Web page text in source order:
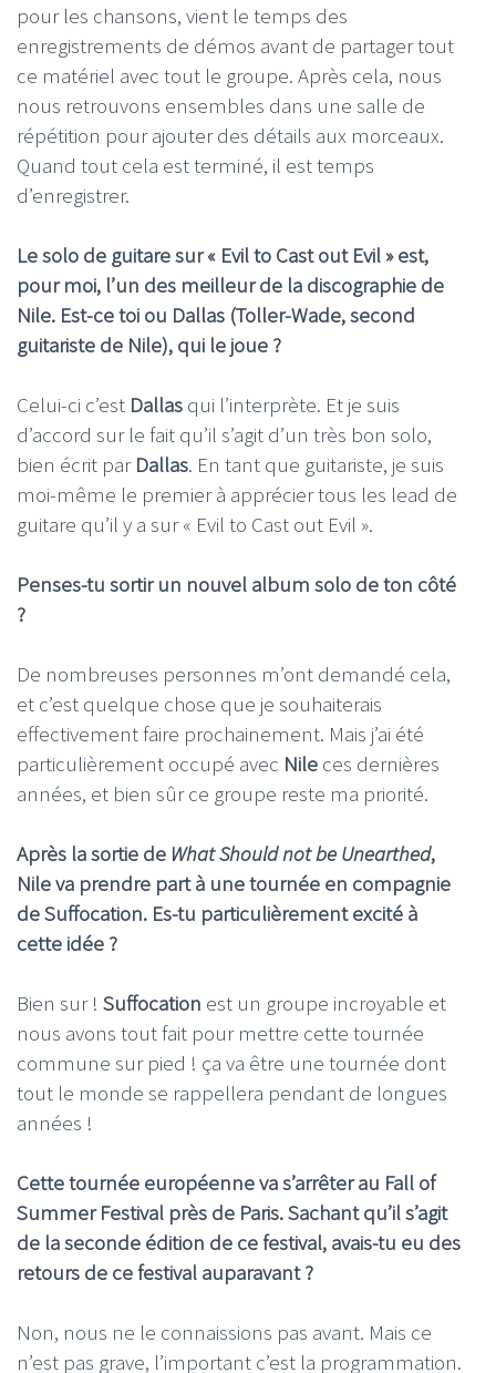
pour les chansons, vient le temps des
enregistrements de démos avant de partager tout
ce matériel avec tout le groupe. Après cela, nous
nous retrouvons ensembles dans une salle de
répétition pour ajouter des détails aux morceaux.
Quand tout cela est terminé, il est temps
d’enregistrer.
Le solo de guitare sur « Evil to Cast out Evil » est,
pour moi, l’un des meilleur de la discographie de
Nile. Est-ce toi ou Dallas (Toller-Wade, second
guitariste de Nile), qui le joue ?
Celui-ci c’est Dallas qui l’interprète. Et je suis
d’accord sur le fait qu’il s’agit d’un très bon solo,
bien écrit par Dallas. En tant que guitariste, je suis
moi-même le premier à apprécier tous les lead de
guitare qu’il y a sur « Evil to Cast out Evil ».
Penses-tu sortir un nouvel album solo de ton côté
?
De nombreuses personnes m’ont demandé cela,
et c’est quelque chose que je souhaiterais
effectivement faire prochainement. Mais j’ai été
particulièrement occupé avec Nile ces dernières
années, et bien sûr ce groupe reste ma priorité.
Après la sortie de What Should not be Unearthed,
Nile va prendre part à une tournée en compagnie
de Suffocation. Es-tu particulièrement excité à
cette idée ?
Bien sur ! Suffocation est un groupe incroyable et
nous avons tout fait pour mettre cette tournée
commune sur pied ! ça va être une tournée dont
tout le monde se rappellera pendant de longues
années !
Cette tournée européenne va s’arrêter au Fall of
Summer Festival près de Paris. Sachant qu’il s’agit
de la seconde édition de ce festival, avais-tu eu des
retours de ce festival auparavant ?
Non, nous ne le connaissions pas avant. Mais ce
n’est pas grave, l’important c’est la programmation.